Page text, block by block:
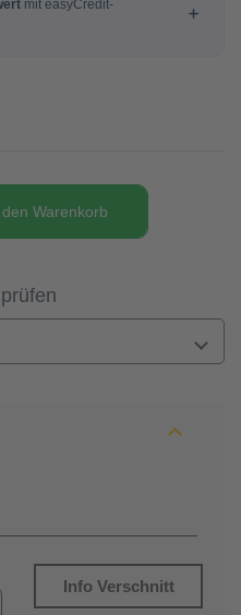
Warenkorb
Info Verschnitt